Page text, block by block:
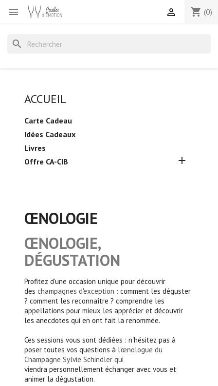
 shopping_cart (0)

search
ACCUEIL
Carte Cadeau
Idées Cadeaux
Livres
Offre CA-CIB

ŒNOLOGIE
ŒNOLOGIE,
DÉGUSTATION
Profitez d'une occasion unique pour découvrir
des champagnes d'exception : comment les déguster
? comment les reconnaître ? comprendre les
appellations pour mieux les apprécier et découvrir
les anecdotes qui en ont fait la renommée.
Ces sessions vous sont dédiées : n'hésitez pas à
poser toutes vos questions à l'œnologue du
Champagne Sylvie Schindler qui
viendra personnellement échanger avec vous et
animer la dégustation.